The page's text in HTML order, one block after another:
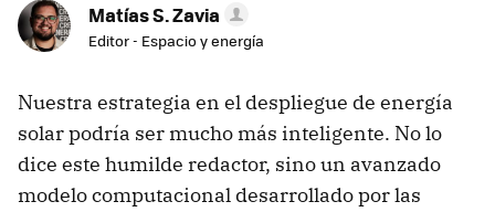
Matías S. Zavia
Editor - Espacio y energía
Nuestra estrategia en el despliegue de energía
solar podría ser mucho más inteligente. No lo
dice este humilde redactor, sino un avanzado
modelo computacional desarrollado por las